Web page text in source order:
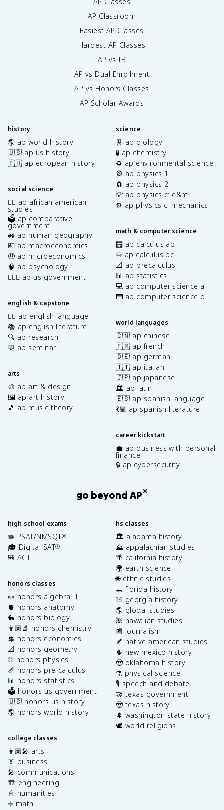
AP Classroom
Easiest AP Classes
Hardest AP Classes
AP vs IB
AP vs Dual Enrollment
AP vs Honors Classes
AP Scholar Awards
history
🌎 ap world history
🇺🇸 ap us history
🇪🇺 ap european history
social science
✊🏿 ap african american
studies
🗳️ ap comparative
government
🚜 ap human geography
💶 ap macroeconomics
🤑 ap microeconomics
🧠 ap psychology
👩🏾‍⚖️ ap us government
english & capstone
✍🏽 ap english language
📚 ap english literature
🔍 ap research
💬 ap seminar
arts
🎨 ap art & design
🖼️ ap art history
🎵 ap music theory
science
🧬 ap biology
🧪 ap chemistry
♻️ ap environmental science
🎡 ap physics 1
🧲 ap physics 2
💡 ap physics c: e&m
⚙️ ap physics c: mechanics
math & computer science
🧮 ap calculus ab
♾️ ap calculus bc
📐 ap precalculus
📊 ap statistics
💻 ap computer science a
⌨️ ap computer science p
world languages
🇨🇳 ap chinese
🇫🇷 ap french
🇩🇪 ap german
🇮🇹 ap italian
🇯🇵 ap japanese
🏛️ ap latin
🇪🇸 ap spanish language
💃🏽 ap spanish literature
career kickstart
💼 ap business with personal
finance
🔒 ap cybersecurity
go beyond AP®
high school exams
✏️ PSAT/NMSQT®
🎓 Digital SAT®
🎒 ACT
honors classes
🍬 honors algebra II
🫀 honors anatomy
🐇 honors biology
👩🏽‍🔬 honors chemistry
💲 honors economics
📐 honors geometry
⚾️ honors physics
📏 honors pre-calculus
📊 honors statistics
🗳️ honors us government
🇺🇸 honors us history
🌎 honors world history
college classes
👩🏽‍🎤 arts
👔 business
🎤 communications
🏗️ engineering
📓 humanities
➗ math
hs classes
🏛️ alabama history
⛰️ appalachian studies
🌴 california history
🌍 earth science
🌐 ethnic studies
🐊 florida history
🍑 georgia history
🌎 global studies
🌺 hawaiian studies
📰 journalism
🪶 native american studies
🌵 new mexico history
🤠 oklahoma history
⚗️ physical science
🎙️ speech and debate
🤝 texas government
🤠 texas history
🌲 washington state history
🕊️ world religions